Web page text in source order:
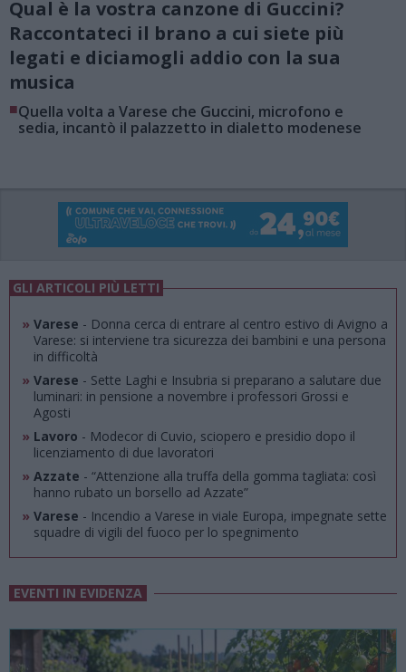
Qual è la vostra canzone di Guccini?
Raccontateci il brano a cui siete più
legati e diciamogli addio con la sua
musica
■Quella volta a Varese che Guccini, microfono e
sedia, incantò il palazzetto in dialetto modenese
GLI ARTICOLI PIÙ LETTI
» Varese - Donna cerca di entrare al centro estivo di Avigno a
Varese: si interviene tra sicurezza dei bambini e una persona
in difficoltà
» Varese - Sette Laghi e Insubria si preparano a salutare due
luminari: in pensione a novembre i professori Grossi e
Agosti
» Lavoro - Modecor di Cuvio, sciopero e presidio dopo il
licenziamento di due lavoratori
» Azzate - “Attenzione alla truffa della gomma tagliata: così
hanno rubato un borsello ad Azzate”
» Varese - Incendio a Varese in viale Europa, impegnate sette
squadre di vigili del fuoco per lo spegnimento
EVENTI IN EVIDENZA